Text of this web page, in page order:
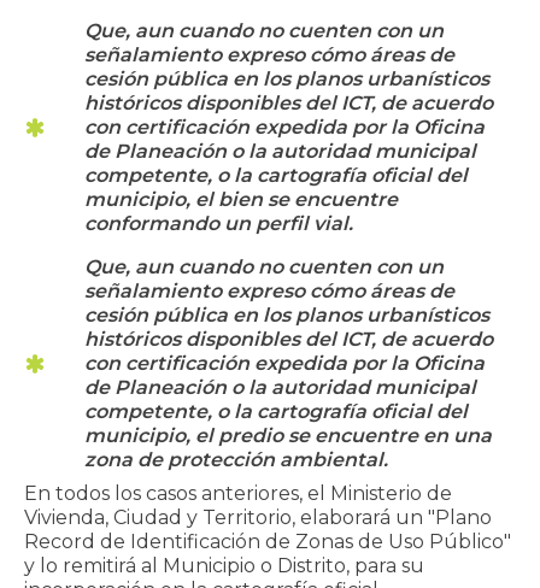
Que, aun cuando no cuenten con un
señalamiento expreso cómo áreas de
cesión pública en los planos urbanísticos
históricos disponibles del ICT, de acuerdo
con certificación expedida por la Oficina
de Planeación o la autoridad municipal
competente, o la cartografía oficial del
municipio, el bien se encuentre
conformando un perfil vial.
Que, aun cuando no cuenten con un
señalamiento expreso cómo áreas de
cesión pública en los planos urbanísticos
históricos disponibles del ICT, de acuerdo
con certificación expedida por la Oficina
de Planeación o la autoridad municipal
competente, o la cartografía oficial del
municipio, el predio se encuentre en una
zona de protección ambiental.
En todos los casos anteriores, el Ministerio de
Vivienda, Ciudad y Territorio, elaborará un "Plano
Record de Identificación de Zonas de Uso Público"
y lo remitirá al Municipio o Distrito, para su